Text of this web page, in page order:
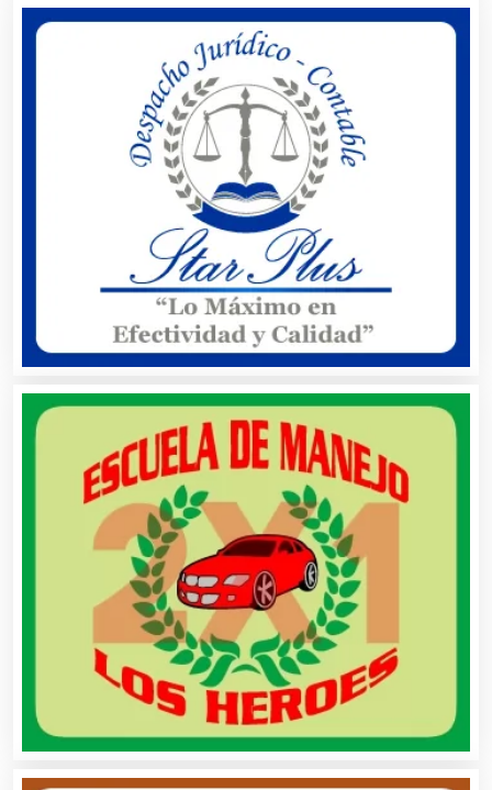
Ambulancias
Análisis Clínicos
Análisis de Aguas
Animadores de Eventos
Aparatos y Equipos Eléctricos
Artes Gráficas
Artesanías
Artículos de Oficina
Artículos de Piel
Artículos Deportivos